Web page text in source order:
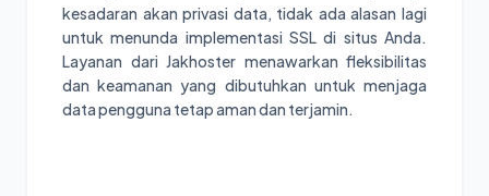
kesadaran akan privasi data, tidak ada alasan lagi
untuk menunda implementasi SSL di situs Anda.
Layanan dari Jakhoster menawarkan fleksibilitas
dan keamanan yang dibutuhkan untuk menjaga
data pengguna tetap aman dan terjamin.